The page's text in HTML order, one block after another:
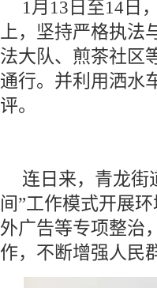
1月13日至14日
上，坚持严格执
法大队、煎茶社区
通行。并利用洒水
评。
连日来，青龙街
间”工作模式开展
外广告等专项整治
作，不断增强人民